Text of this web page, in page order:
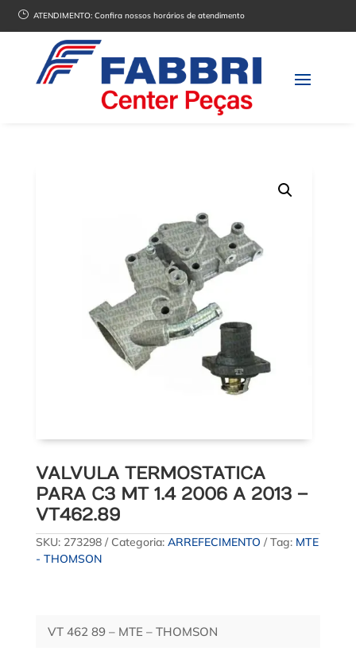
} ATENDIMENTO:Confira nossos horários de atendimento
VALVULA TERMOSTATICA
PARA C3 MT 1.4 2006 A 2013 –
VT462.89
SKU: 273298 Categoria: ARREFECIMENTO Tag: MTE
- THOMSON
VT 462 89 – MTE – THOMSON